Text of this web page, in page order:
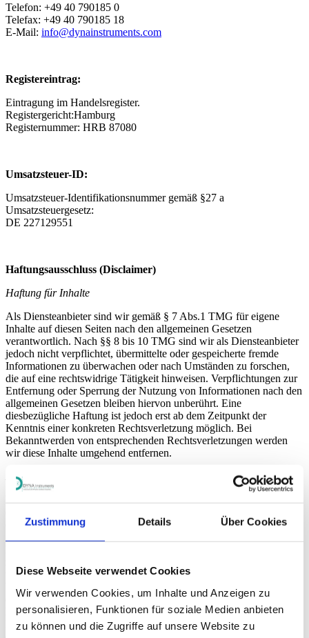
Zustimmung Details Über Cookies
Diese Webseite verwendet Cookies
Wir verwenden Cookies, um Inhalte und Anzeigen zu
personalisieren, Funktionen für soziale Medien anbieten
zu können und die Zugriffe auf unsere Website zu
Telefon: +49 40 790185 0
Telefax: +49 40 790185 18
E-Mail: info@dynainstruments.com
Registereintrag:
Eintragung im Handelsregister.
Registergericht:Hamburg
Registernummer: HRB 87080
Umsatzsteuer-ID:
Umsatzsteuer-Identifikationsnummer gemäß §27 a
Umsatzsteuergesetz:
DE 227129551
Haftungsausschluss (Disclaimer)
Haftung für Inhalte
Als Diensteanbieter sind wir gemäß § 7 Abs.1 TMG für eigene
Inhalte auf diesen Seiten nach den allgemeinen Gesetzen
verantwortlich. Nach §§ 8 bis 10 TMG sind wir als Diensteanbieter
jedoch nicht verpflichtet, übermittelte oder gespeicherte fremde
Informationen zu überwachen oder nach Umständen zu forschen,
die auf eine rechtswidrige Tätigkeit hinweisen. Verpflichtungen zur
Entfernung oder Sperrung der Nutzung von Informationen nach den
allgemeinen Gesetzen bleiben hiervon unberührt. Eine
diesbezügliche Haftung ist jedoch erst ab dem Zeitpunkt der
Kenntnis einer konkreten Rechtsverletzung möglich. Bei
Bekanntwerden von entsprechenden Rechtsverletzungen werden
wir diese Inhalte umgehend entfernen.
Haftung für Links
diese fremden Inhalte auch keine Gewähr übernehmen. Für die
überprüft. Rechtswidrige Inhalte waren zum Zeitpunkt der
Verlinkung nicht erkennbar. Eine permanente inhaltliche Kontrolle
der verlinkten Seiten ist jedoch ohne konkrete Anhaltspunkte einer
Rechtsverletzung nicht zumutbar. Bei Bekanntwerden von
Rechtsverletzungen werden wir derartige Links umgehend